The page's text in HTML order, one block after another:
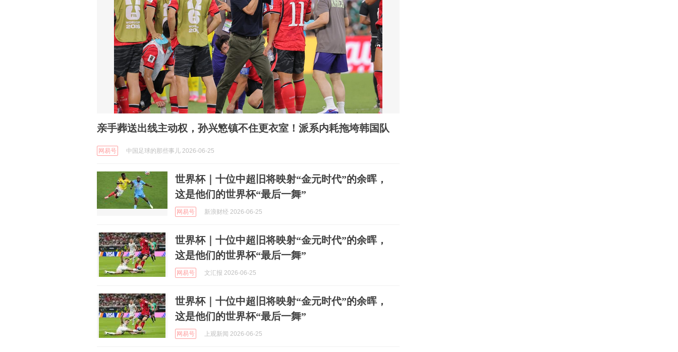
亲手葬送出线主动权，孙兴慜镇不住更衣室！派系内耗拖垮韩国队
网易号 中国足球的那些事儿 2026-06-25
世界杯｜十位中超旧将映射“金元时代”的余晖，
这是他们的世界杯“最后一舞”
网易号 新浪财经 2026-06-25
世界杯｜十位中超旧将映射“金元时代”的余晖，
这是他们的世界杯“最后一舞”
网易号 文汇报 2026-06-25
世界杯｜十位中超旧将映射“金元时代”的余晖，
这是他们的世界杯“最后一舞”
网易号 上观新闻 2026-06-25